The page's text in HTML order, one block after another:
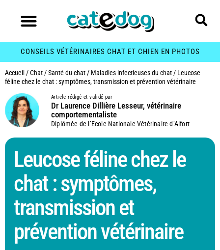
CONSEILS VÉTÉRINAIRES CHAT ET CHIEN EN PHOTOS
Accueil /Chat /Santé du chat / Maladies infectieuses du chat / Leucose
féline chez le chat : symptômes, transmission et prévention vétérinaire
Article rédigé et validé par
Dr Laurence Dillière Lesseur, vétérinaire
comportementaliste
Diplômée de l’Ecole Nationale Vétérinaire d’Alfort
Leucose féline chez le
chat : symptômes,
transmission et
prévention vétérinaire